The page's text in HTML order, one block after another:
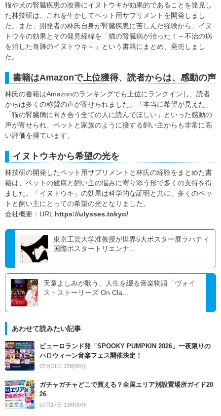
猫や犬の腎臓疾患の改善にイヌトウキが効果的であることを発見し
た林技研は、これを生かしてペット用サプリメントを開発しまし
た。また、開発者の林氏自身が腎臓疾患に苦しんだ経験から、イヌ
トウキの効果とその発見経緯を「猫の腎臓病が治った！～不治の病
を治した奇跡のイヌトウキ～」という書籍にまとめ、発売しまし
た。
書籍はAmazonで上位獲得、読者からは、感動の声
林氏の書籍はAmazonのランキングでも上位にランクインし、読者
からは多くの称賛の声が寄せられました。「本当に希望が見えた」
「猫の腎臓病に向き合う全ての人に読んでほしい」といった感動の
声が寄せられ、ペットと家族のように接する飼い主からも非常に高
い評価を得ています。
イヌトウキから希望の光を
林技研の開発したペット用サプリメントと林氏の経験をまとめた書
籍は、ペットの健康と飼い主の悩みに寄り添う形で多くの支持を得
ました。「イヌトウキ」の効果は科学的な証明と共に、多くのペッ
トと飼い主にとっての希望の光となりました。
会社概要：URL https://ulysses.tokyo/
東京工芸大学准教授が世界5大ポスター展ラハティ
国際ポスタートリエンナ...
天童よしみが歌う、人生を綴る音楽物語「ヴォイ
ス・ストーリーズ On Cla...
あわせて読みたい記事
ピューロランド発「SPOOKY PUMPKIN 2026」一夜限りの
ハロウィーン音楽フェス開催決定！
07月31日 15時00分
ガチャガチャどこで買える？全国エリア別設置場所ガイド20
26
07月17日 13時00分